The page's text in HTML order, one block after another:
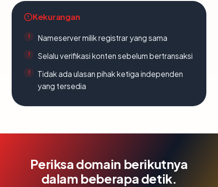
Kekurangan
Nameserver milik registrar yang sama
Selalu verifikasi konten sebelum bertransaksi
Tidak ada ulasan pihak ketiga independen
yang tersedia
Periksa domain berikutnya
dalam beberapa detik.